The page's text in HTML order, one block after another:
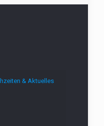
& Aktuelles